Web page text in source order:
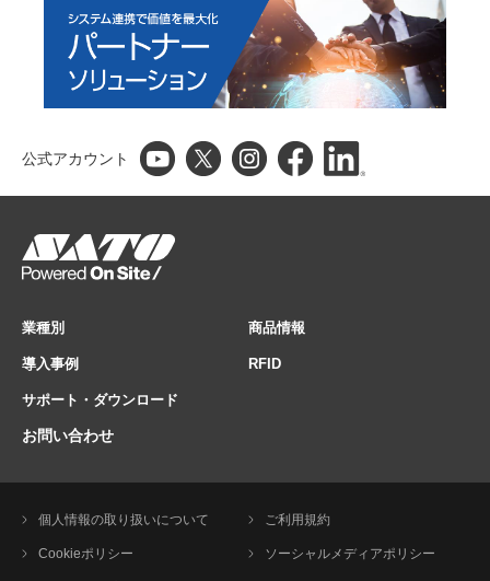
公式アカウント
業種別 商品情報
導入事例 RFID
サポート・ダウンロード
お問い合わせ
個人情報の取り扱いについて ご利用規約
Cookieポリシー ソーシャルメディアポリシー